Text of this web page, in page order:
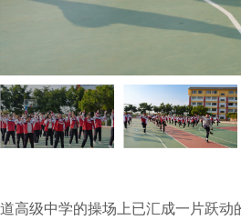
高级中学的操场上已汇成一片跃